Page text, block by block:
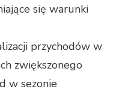
się warunki
przychodów w
zwiększonego
w sezonie